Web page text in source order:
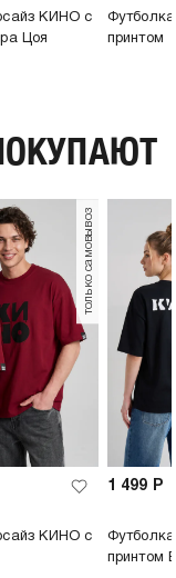
КИНО с
Цоя
принтом
только самовывоз
КИНО с
1 499 Р
принтом